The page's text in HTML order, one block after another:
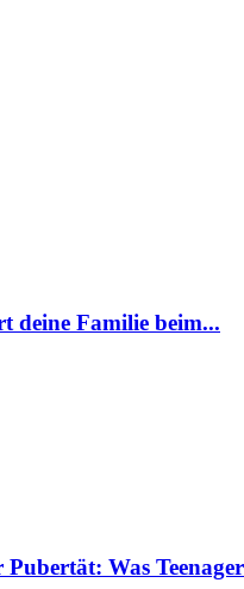
deine Familie beim...
Was